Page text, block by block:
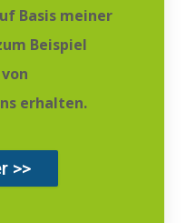
Basis meiner
Beispiel
erhalten.